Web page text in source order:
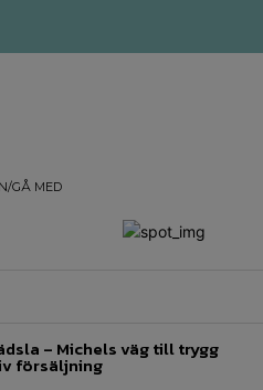
GÅ MED
– Michels väg till trygg
försäljning